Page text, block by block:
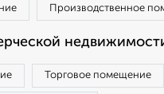
Производственное
Торговое помещение